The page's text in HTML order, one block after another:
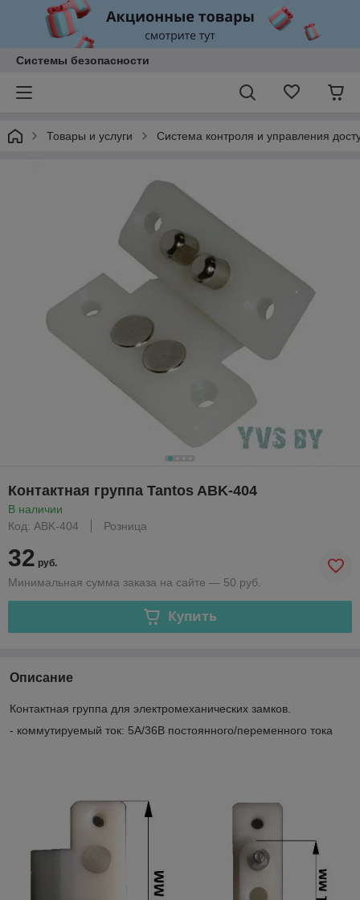
Системы безопасности
Товары и услуги Система контроля и управления
Контактная группа Tantos ABK-404
В наличии
Код: ABK-404
Розница
32 руб.
Минимальная сумма заказа на сайте — 50 руб.
Купить
Описание
Контактная группа для электромеханических замков.
- коммутируемый ток: 5A/36В постоянного/переменного тока